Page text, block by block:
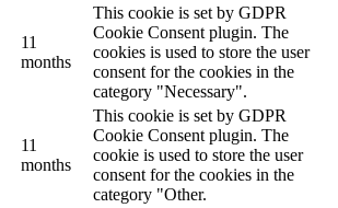
11
months
This cookie is set by GDPR
Cookie Consent plugin. The
cookies is used to store the user
consent for the cookies in the
category "Necessary".
11
months
This cookie is set by GDPR
Cookie Consent plugin. The
cookie is used to store the user
consent for the cookies in the
category "Other.